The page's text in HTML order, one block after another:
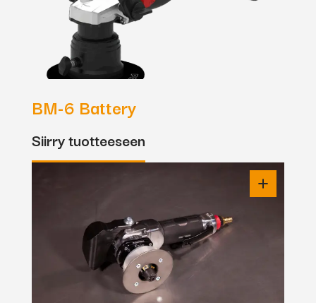
BM-6 Battery
Siirry tuotteeseen